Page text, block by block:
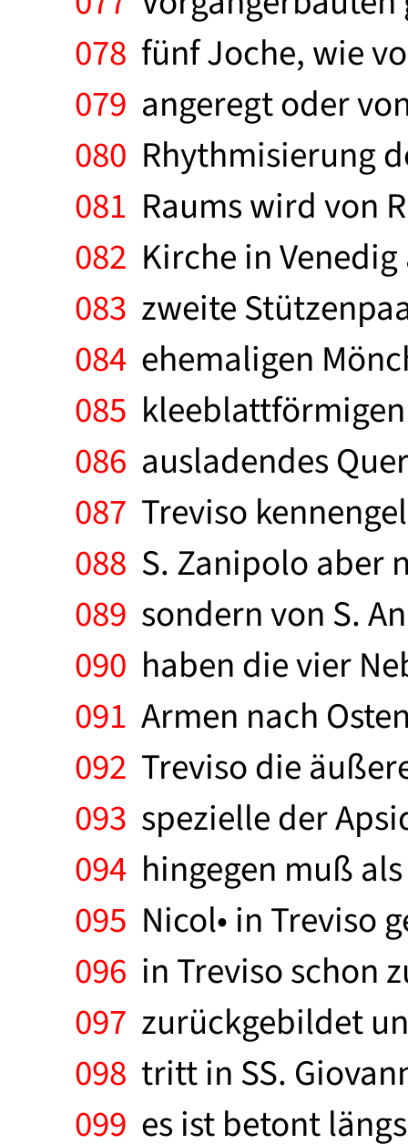
078 fünf Joche, wie
079 angeregt oder
080 Rhythmisierung
081 Raums wird von
082 Kirche in
083 zweite
084 ehemaligen
085
086 ausladendes
087 Treviso
088 S. Zanipolo aber
089 sondern von S.
090 haben die vier
091 Armen nach
092 Treviso die
093 spezielle der
094 hingegen muß
095 Nicol• in Treviso
096 in Treviso schon
097 zurückgebildet
098 tritt in SS.
099 es ist betont